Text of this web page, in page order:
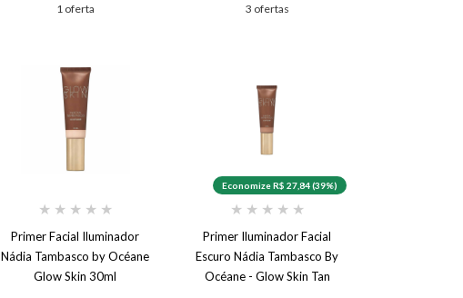
1 oferta 3 ofertas
★ ★ ★ ★ ★
Primer Facial Iluminador
Nádia Tambasco by Océane
Glow Skin 30ml
Economize R$ 27,84 (39%)
★ ★ ★ ★ ★
Primer Iluminador Facial
Escuro Nádia Tambasco By
Océane - Glow Skin Tan